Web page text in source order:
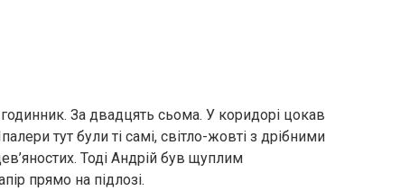
За двадцять сьома. У коридорі цокав
тут були ті самі, світло-жовті з дрібними
Тоді Андрій був щуплим
прямо на підлозі.